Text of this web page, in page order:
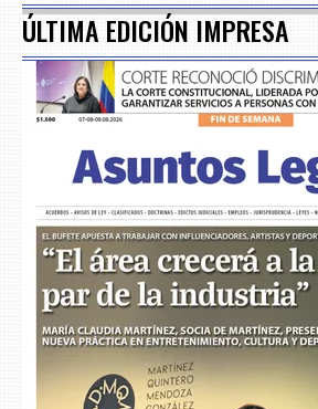
ÚLTIMA EDICIÓN IMPRESA